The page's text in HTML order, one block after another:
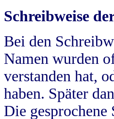
Schreibweise
Bei den
Namen wurden
verstanden hat,
haben. Später
Die